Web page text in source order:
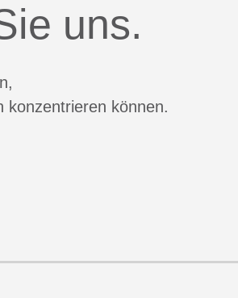
uns.
konzentrieren können.